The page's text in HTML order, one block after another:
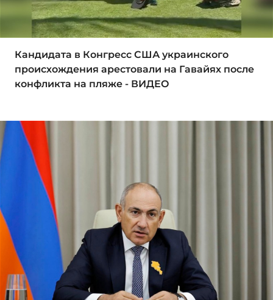
Кандидата в Конгресс США украинского
происхождения арестовали на Гавайях после
конфликта на пляже - ВИДЕО